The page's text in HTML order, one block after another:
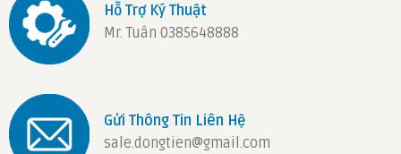
Hỗ Trợ Ký Thuật
Mr. Tuân 0385648888
Gửi Thông Tin Liên Hệ
sale.dongtien@gmail.com